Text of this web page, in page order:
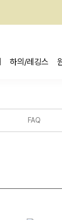
하의/레깅스
FAQ